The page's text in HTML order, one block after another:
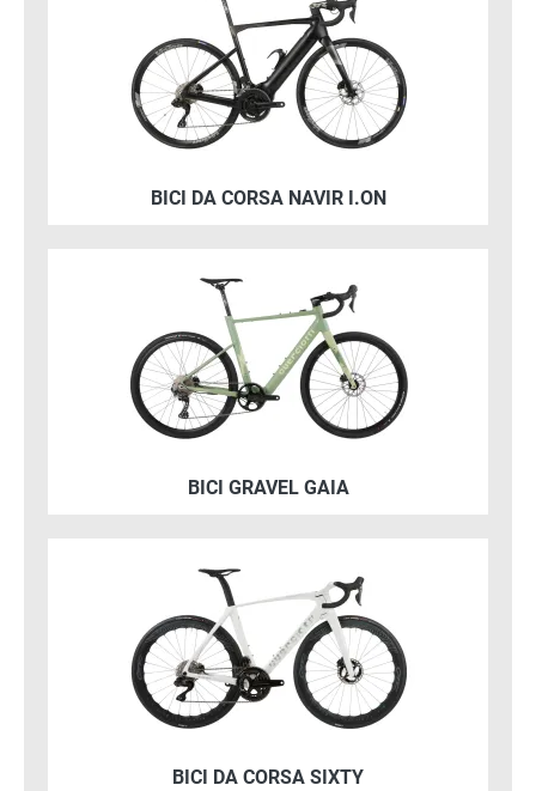
BICI DA CORSA NAVIR I.ON
BICI GRAVEL GAIA
E-bike gravel con il nuovo motore Intelligent Drive
Tech (IDT5) applicato al mozzo
BICI DA CORSA SIXTY
Mix di eccellenza di tecnica, design e innovazione